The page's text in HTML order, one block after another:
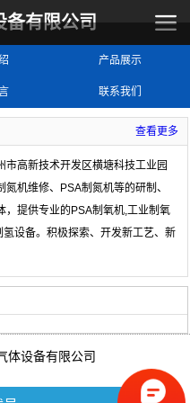
备有限公司
产品展示
联系我们
查看更多
市高新技术开发区横塘科技工业园
机维修、PSA制氮机等的研制、
，提供专业的PSA制氧机,工业制氧
氢设备。积极探索、开发新工艺、新
体设备有限公司